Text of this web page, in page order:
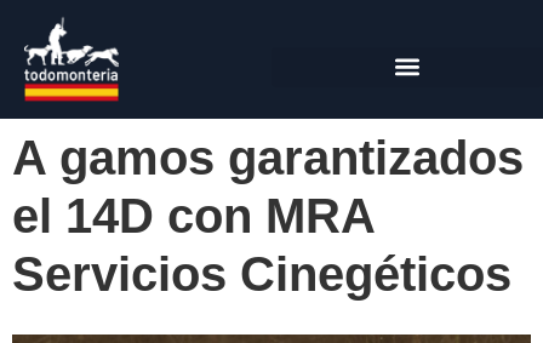
A gamos garantizados
el 14D con MRA
Servicios Cinegéticos